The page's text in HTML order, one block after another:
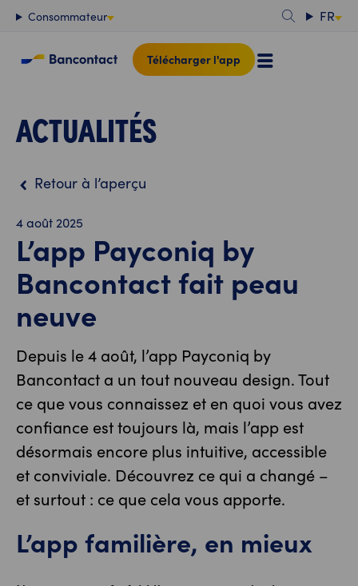
Contenu
Consommateur FR
Télécharger l'app
ACTUALITÉS
L’app Payconiq by
Bancontact fait peau
neuve
4 août 2025
Depuis le 4 août, l’app Payconiq by
Bancontact a un tout nouveau design. Tout
ce que vous connaissez et en quoi vous avez
confiance est toujours là, mais l’app est
désormais encore plus intuitive, accessible
et conviviale. Découvrez ce qui a changé –
et surtout : ce que cela vous apporte.
L’app familière, en mieux
Retour à l’aperçu